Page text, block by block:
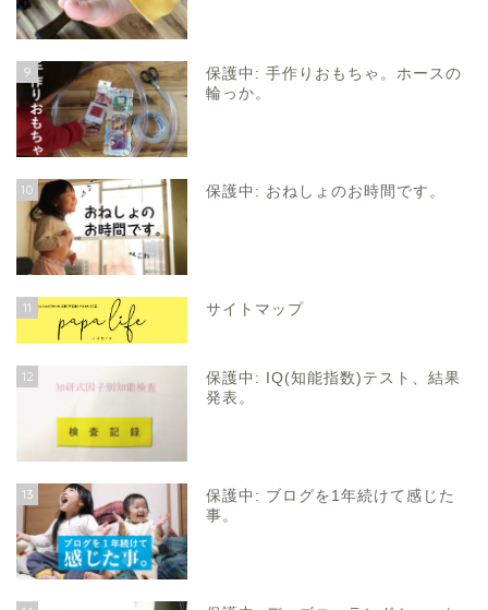
9
保護中: 手作りおもちゃ。ホースの
輪っか。
10 保護中: おねしょのお時間です。
11 サイトマップ
12
保護中: IQ(知能指数)テスト、結果
発表。
13
保護中: ブログを1年続けて感じた
事。